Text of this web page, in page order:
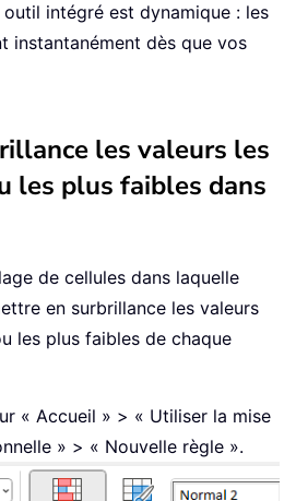
intégré est dynamique : les
instantanément dès que vos
les valeurs les
les plus faibles dans
de cellules dans laquelle
en surbrillance les valeurs
les plus faibles de chaque
« Accueil » > « Utiliser la mise
» > « Nouvelle règle ».